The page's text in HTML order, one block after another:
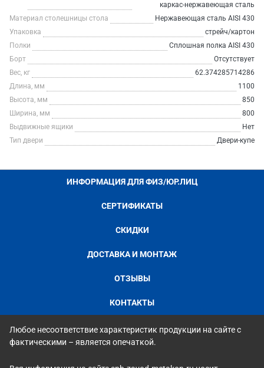
каркас-нержавеющая сталь
Материал столешницы стола
Нержавеющая сталь AISI 430
Упаковка
стрейч/картон
Полки
Сплошная полка AISI 430
Борт
Отсутствует
Вес, кг
62.374285714286
Длина, мм
1100
Высота, мм
850
Ширина, мм
800
Выдвижные ящики
Нет
Тип двери
Двери-купе
ИНФОРМАЦИЯ ДЛЯ ФИЗ/ЮР.ЛИЦ
СЕРТИФИКАТЫ
СКИДКИ
ДОСТАВКА И МОНТАЖ
ОТЗЫВЫ
КОНТАКТЫ
Любое несоответствие характеристик продукции на сайте с
фактическими – является опечаткой.